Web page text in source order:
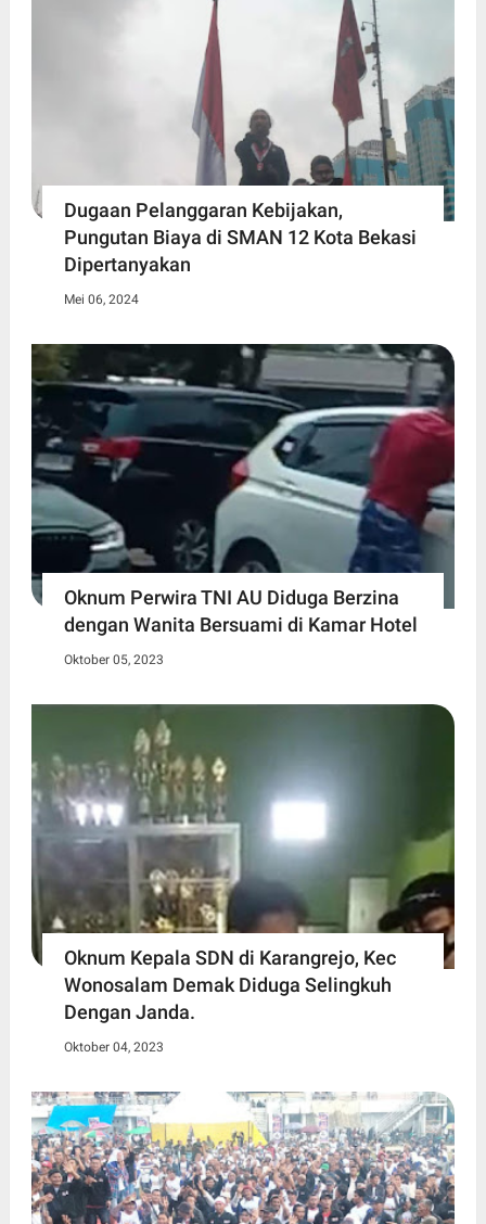
Dugaan Pelanggaran Kebijakan,
Pungutan Biaya di SMAN 12 Kota Bekasi
Dipertanyakan
Mei 06, 2024
Oknum Perwira TNI AU Diduga Berzina
dengan Wanita Bersuami di Kamar Hotel
Oktober 05, 2023
Oknum Kepala SDN di Karangrejo, Kec
Wonosalam Demak Diduga Selingkuh
Dengan Janda.
Oktober 04, 2023